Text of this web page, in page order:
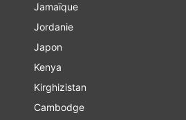
Jamaïque
Jordanie
Japon
Kenya
Kirghizistan
Cambodge